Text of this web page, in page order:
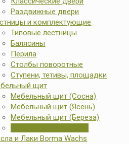
Раздвижные двери
и комплектующие
Типовые лестницы
Балясины
Перила
Столбы поворотные
Ступени, тетивы, площадки
щит
Мебельный щит (Сосна)
Мебельный щит (Ясень)
Мебельный щит (Береза)
и Лаки Borma Wachs